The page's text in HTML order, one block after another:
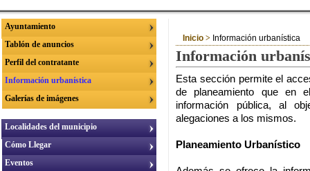
Ayuntamiento
Tablón de anuncios
Perfil del contratante
Información urbanística
Galerías de imágenes
Localidades del municipio
Cómo Llegar
Eventos
Inicio > Información urbanística
Información
Esta sección permite el
de planeamiento que en
información pública, al
alegaciones a los mismos.
Planeamiento Urbanístico